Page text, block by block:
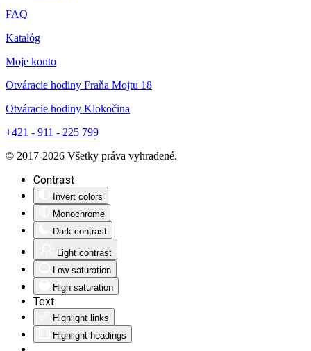
FAQ
Katalóg
Moje konto
Otváracie hodiny Fraňa Mojtu 18
Otváracie hodiny Klokočina
+421 - 911 - 225 799
© 2017-2026 Všetky práva vyhradené.
Contrast
Invert colors
Monochrome
Dark contrast
Light contrast
Low saturation
High saturation
Text
Highlight links
Highlight headings